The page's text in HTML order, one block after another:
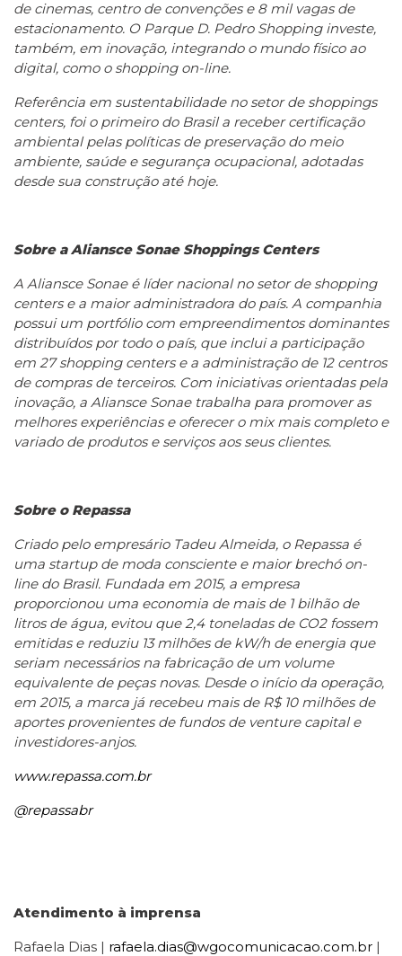
de cinemas, centro de convenções e 8 mil vagas de
estacionamento. O Parque D. Pedro Shopping investe,
também, em inovação, integrando o mundo físico ao
digital, como o shopping on-line.
Referência em sustentabilidade no setor de shoppings
centers, foi o primeiro do Brasil a receber certificação
ambiental pelas políticas de preservação do meio
ambiente, saúde e segurança ocupacional, adotadas
desde sua construção até hoje.
Sobre a Aliansce Sonae Shoppings Centers
A Aliansce Sonae é líder nacional no setor de shopping
centers e a maior administradora do país. A companhia
possui um portfólio com empreendimentos dominantes
distribuídos por todo o país, que inclui a participação
em 27 shopping centers e a administração de 12 centros
de compras de terceiros. Com iniciativas orientadas pela
inovação, a Aliansce Sonae trabalha para promover as
melhores experiências e oferecer o mix mais completo e
variado de produtos e serviços aos seus clientes.
Sobre o Repassa
Criado pelo empresário Tadeu Almeida, o Repassa é
uma startup de moda consciente e maior brechó on-
line do Brasil. Fundada em 2015, a empresa
proporcionou uma economia de mais de 1 bilhão de
litros de água, evitou que 2,4 toneladas de CO2 fossem
emitidas e reduziu 13 milhões de kW/h de energia que
seriam necessários na fabricação de um volume
equivalente de peças novas. Desde o início da operação,
em 2015, a marca já recebeu mais de R$ 10 milhões de
aportes provenientes de fundos de venture capital e
investidores-anjos.
www.repassa.com.br
@repassabr
Atendimento à imprensa
Rafaela Dias | rafaela.dias@wgocomunicacao.com.br |